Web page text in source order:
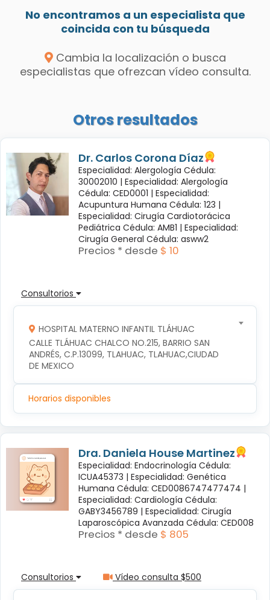
No encontramos a un especialista que
coincida con tu búsqueda
Cambia la localización o busca
especialistas que ofrezcan vídeo consulta.
Otros resultados
Dr. Carlos Corona Díaz
Especialidad: Alergología Cédula:
30002010 | Especialidad: Alergología
Cédula: CED0001 | Especialidad:
Acupuntura Humana Cédula: 123 |
Especialidad: Cirugía Cardiotorácica
Pediátrica Cédula: AMB1 | Especialidad:
Cirugía General Cédula: asww2
Precios * desde $ 10
Consultorios
HOSPITAL MATERNO INFANTIL TLÁHUAC
CALLE TLÁHUAC CHALCO NO.215, BARRIO SAN
ANDRÉS, C.P.13099, TLAHUAC, TLAHUAC,CIUDAD
DE MEXICO
Horarios disponibles
Dra. Daniela House Martinez
Especialidad: Endocrinología Cédula:
ICUA45373 | Especialidad: Genética
Humana Cédula: CED0086747477474 |
Especialidad: Cardiología Cédula:
GABY3456789 | Especialidad: Cirugía
Laparoscópica Avanzada Cédula: CED008
Precios * desde $ 805
Consultorios Vídeo consulta $500